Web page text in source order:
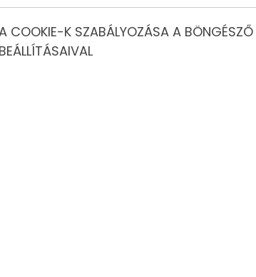
láthatod!
COOKIE-K SZABÁLYOZÁSA A BÖNGÉSZŐ
BEÁLLÍTÁSAIVAL